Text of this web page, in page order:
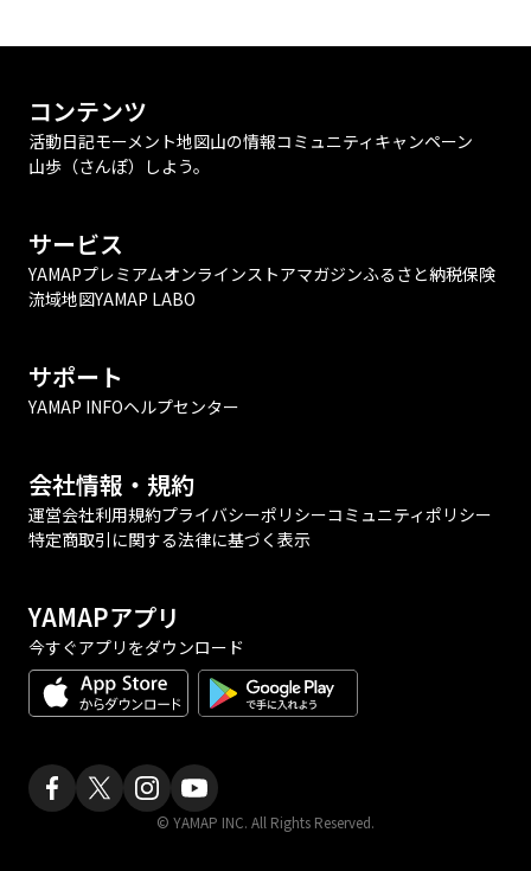
コンテンツ
活動日記モーメント地図山の情報コミュニティ キャンペーン
山歩（さんぽ）しよう。
サービス
YAMAPプレミアムオンラインストアマガジンふるさと納税保険
流域地図YAMAP LABO
サポート
YAMAP INFOヘルプセンター
会社情報・規約
運営会社利用規約プライバシーポリシーコミュニティポリシー
特定商取引に関する法律に基づく表示
YAMAPアプリ
今すぐアプリをダウンロード
© YAMAP INC. All Rights Reserved.